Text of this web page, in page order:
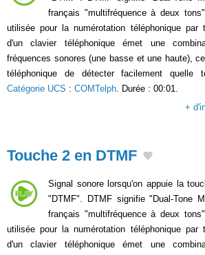
français "multifréquence à deux
utilisée pour la numérotation téléphonique par
d'un clavier téléphonique émet une
fréquences sonores (une basse et une haute),
téléphonique de détecter facilement quelle
Catégorie UCS : COMTelph. Durée : 00:01.
+
Touche 2 en DTMF
Signal sonore lorsqu'on appuie la
"DTMF". DTMF signifie "Dual-Tone
français "multifréquence à deux
utilisée pour la numérotation téléphonique par
d'un clavier téléphonique émet une